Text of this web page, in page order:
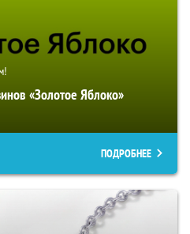
«Золотое Яблоко»
ПОДРОБНЕЕ